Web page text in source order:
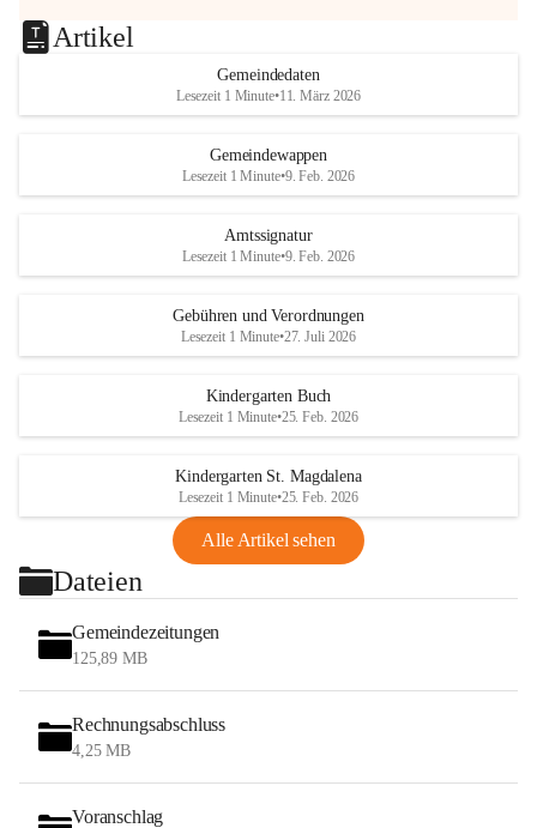
Artikel
Gemeindedaten
Lesezeit 1 Minute•11. März 2026
Gemeindewappen
Lesezeit 1 Minute•9. Feb. 2026
Amtssignatur
Lesezeit 1 Minute•9. Feb. 2026
Gebühren und Verordnungen
Lesezeit 1 Minute•27. Juli 2026
Kindergarten Buch
Lesezeit 1 Minute•25. Feb. 2026
Kindergarten St. Magdalena
Lesezeit 1 Minute•25. Feb. 2026
Alle Artikel sehen
Dateien
Gemeindezeitungen
125,89 MB
Rechnungsabschluss
4,25 MB
Voranschlag